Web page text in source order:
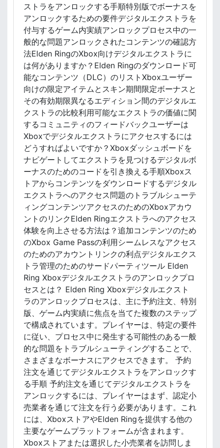
ッ
ク
、
ア
ッ
プ
デ
ー
ト
ストラをアンロックする手順特別版でボーナスを
アンロックするための要件デジタルエクストラを
付与するゲーム内実績アンロックプロセス中の一
般的な問題アンロックされたコンテンツの確認方
法Elden RingのXbox向けデジタルエクストラに
は何がありますか？Elden Ringのダウンロード可
能なコンテンツ（DLC）のリストXboxユーザー
向けの限定アイテムとスキン期間限定ボーナスと
その有効期限異なるエディション間のデジタルエ
クストラの比較利用可能なエクストラの価値に関
するコミュニティのフィードバックユーザーは
Xboxでデジタルエクストラにアクセスするには
どうすればよいですか？Xboxダッシュボードを
ナビゲートしてエクストラを見つけるデジタルボ
ーナスのためのコードを引き換える手順Xboxス
トアからコンテンツをダウンロードするデジタル
エクストラへのアクセス問題のトラブルシューテ
ィングコンテンツアクセスのためのXboxアカウ
ントのリンクElden Ringエクストラへのアクセス
体験を向上させる方法は？追加コンテンツのため
のXbox Game Passの利用シームレスなアクセス
のためのアカウントリンクの利点デジタルエクス
トラ管理のためのサードパーティツール Elden
Ring Xboxデジタルエクストラのアンロックプロ
セスとは？ Elden Ring Xboxデジタルエクスト
ラのアンロックプロセスは、主に予約注文、特別
版、ゲーム内実績に焦点を当てた複数のステップ
で構成されています。プレイヤーは、特定の要件
に従い、プロセス中に発生する可能性のある一般
的な問題をトラブルシューティングすることで、
さまざまなボーナスにアクセスできます。 予約
注文を通じてデジタルエクストラをアンロックす
る手順 予約注文を通じてデジタルエクストラを
アンロックするには、プレイヤーはまず、認定小
売業者を通じて注文を行う必要があります。これ
には、XboxストアやElden Ringを提供する他の
主要なゲームプラットフォームが含まれます。
Xboxストアまたは選択した小売業者を訪問しま